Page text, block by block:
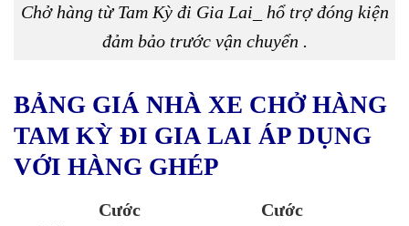
Chở hàng từ Tam Kỳ đi Gia Lai_ hổ trợ đóng kiện
đảm bảo trước vận chuyển .
BẢNG GIÁ NHÀ XE CHỞ HÀNG
TAM KỲ ĐI GIA LAI ÁP DỤNG
VỚI HÀNG GHÉP
Cước
Cước